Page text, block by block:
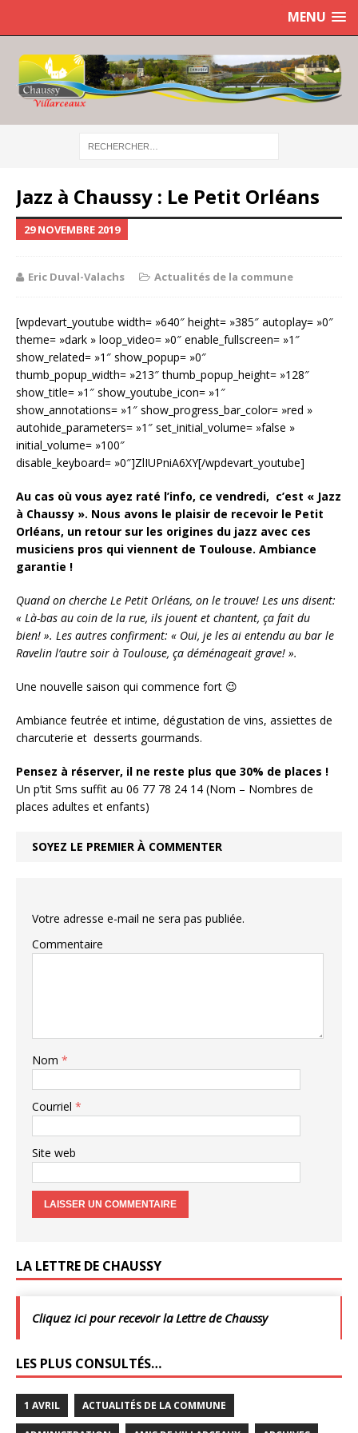
MENU
Jazz à Chaussy : Le Petit Orléans
29 NOVEMBRE 2019
Eric Duval-Valachs Actualités de la commune
[wpdevart_youtube width= »640″ height= »385″ autoplay= »0″
theme= »dark » loop_video= »0″ enable_fullscreen= »1″
show_related= »1″ show_popup= »0″
thumb_popup_width= »213″ thumb_popup_height= »128″
show_title= »1″ show_youtube_icon= »1″
show_annotations= »1″ show_progress_bar_color= »red »
autohide_parameters= »1″ set_initial_volume= »false »
initial_volume= »100″
disable_keyboard= »0″]ZlIUPniA6XY[/wpdevart_youtube]
Au cas où vous ayez raté l’info, ce vendredi, c’est « Jazz
à Chaussy ». Nous avons le plaisir de recevoir le Petit
Orléans, un retour sur les origines du jazz avec ces
musiciens pros qui viennent de Toulouse. Ambiance
garantie !
Quand on cherche Le Petit Orléans, on le trouve! Les uns disent:
« Là-bas au coin de la rue, ils jouent et chantent, ça fait du
bien! ». Les autres confirment: « Oui, je les ai entendu au bar le
Ravelin l’autre soir à Toulouse, ça déménageait grave! ».
Une nouvelle saison qui commence fort 😉
Ambiance feutrée et intime, dégustation de vins, assiettes de
charcuterie et desserts gourmands.
Pensez à réserver, il ne reste plus que 30% de places !
Un p’tit Sms suffit au 06 77 78 24 14 (Nom – Nombres de
places adultes et enfants)
SOYEZ LE PREMIER À COMMENTER
Votre adresse e-mail ne sera pas publiée.
Commentaire
Nom *
Courriel *
Site web
LA LETTRE DE CHAUSSY
Cliquez ici pour recevoir la Lettre de Chaussy
LES PLUS CONSULTÉS…
1 AVRIL ACTUALITÉS DE LA COMMUNE